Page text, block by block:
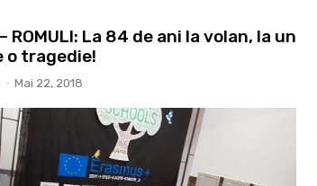
ROMULI: La 84 de ani la volan, la un
o tragedie!
- Mai 22, 2018